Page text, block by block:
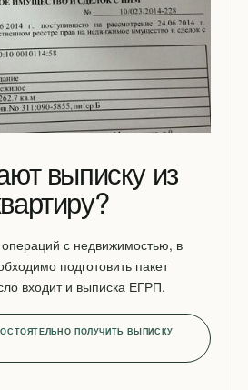
выписку из
с недвижимостью, в
подготовить пакет
входит и выписка ЕГРП.
ПОЛУЧИТЬ ВЫПИСКУ